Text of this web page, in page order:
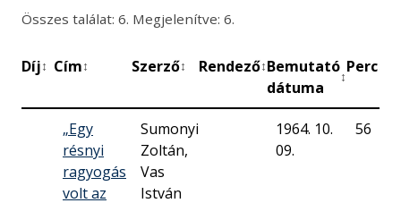
Összes találat: 6. Megjelenítve: 6.
Díj↕ Cím↕ Szerző↕ Rendező↕Bemutató
dátuma
↕
Perc
„Egy
résnyi
ragyogás
volt az
Sumonyi
Zoltán,
Vas
István
1964. 10.
09.
56